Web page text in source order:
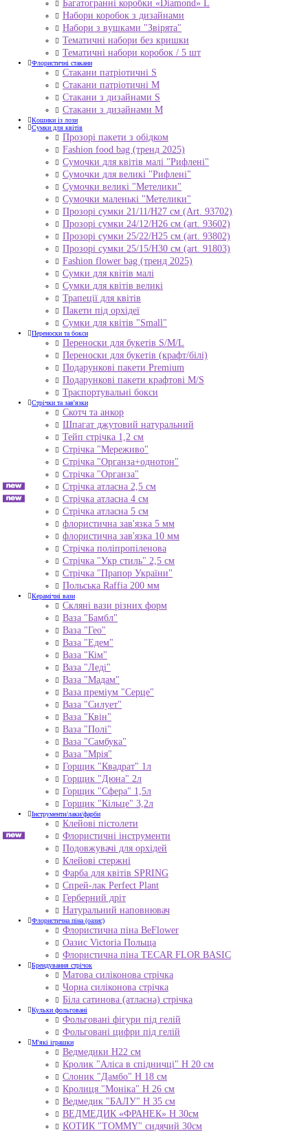
Багатогранні коробки «Diamond» L
Набори коробок з дизайнами
Набори з вушками "Звірята"
Тематичні набори без кришки
Тематичні набори коробок / 5 шт
Флористичні стакани
Стакани патріотичні S
Стакани патріотичні М
Стакани з дизайнами S
Стакани з дизайнами М
Кошики із лози
Сумки для квітів
Прозорі пакети з обідком
Fashion food bag (тренд 2025)
Сумочки для квітів малі "Рифлені"
Сумочки для великі "Рифлені"
Сумочки великі "Метелики"
Сумочки маленькі "Метелики"
Прозорі сумки 21/11/H27 см (Art. 93702)
Прозорі сумки 24/12/Н26 см (art. 93602)
Прозорі сумки 25/22/Н25 см (art. 93802)
Прозорі сумки 25/15/Н30 см (art. 91803)
Fashion flower bag (тренд 2025)
Сумки для квітів малі
Сумки для квітів великі
Трапеції для квітів
Пакети під орхідеї
Сумки для квітів "Small"
Переноски та бокси
Переноски для букетів S/M/L
Переноски для букетів (крафт/білі)
Подарункові пакети Premium
Подарункові пакети крафтові M/S
Траспортувальні бокси
Стрічки та зав'язки
Скотч та анкор
Шпагат джутовий натуральний
Тейп стрічка 1,2 см
Стрічка "Мереживо"
Стрічка "Органза+однотон"
Стрічка "Органза"
Стрічка атласна 2,5 см
Стрічка атласна 4 см
Стрічка атласна 5 см
флористична зав'язка 5 мм
флористична зав'язка 10 мм
Стрічка поліпропіленова
Стрічка "Укр стиль" 2,5 см
Стрічка "Прапор України"
Польська Raffia 200 мм
Керамічні вази
Скляні вази різних форм
Ваза "Бамбл"
Ваза "Гео"
Ваза "Едем"
Ваза "Кім"
Ваза "Леді"
Ваза "Мадам"
Ваза преміум "Серце"
Ваза "Силует"
Ваза "Квін"
Ваза "Полі"
Ваза "Самбука"
Ваза "Мрія"
Горщик "Квадрат" 1л
Горщик "Дюна" 2л
Горщик "Сфера" 1,5л
Горщик "Кільце" 3,2л
Інструменти/лаки/фарби
Клейові пістолети
Флористичні інструменти
Подовжувачі для орхідей
Клейові стержні
Фарба для квітів SPRING
Спрей-лак Perfect Plant
Герберний дріт
Натуральний наповнювач
Флористична піна (оазис)
Флористична піна BeFlower
Оазис Victoria Польща
Флористична піна TECAR FLOR BASIC
Брендування стрічок
Матова силіконова стрічка
Чорна силіконова стрічка
Біла сатинова (атласна) стрічка
Кульки фольговані
Фольговані фігури під гелій
Фольговані цифри під гелій
М'які іграшки
Ведмедики H22 см
Кролик "Аліса в спідничці" Н 20 см
Слоник "Дамбо" Н 18 см
Кролиця "Моніка" Н 26 см
Ведмедик "БАЛУ" Н 35 см
ВЕДМЕДИК «ФРАНЕК» H 30см
КОТИК "ТОMMY" сидячий 30см